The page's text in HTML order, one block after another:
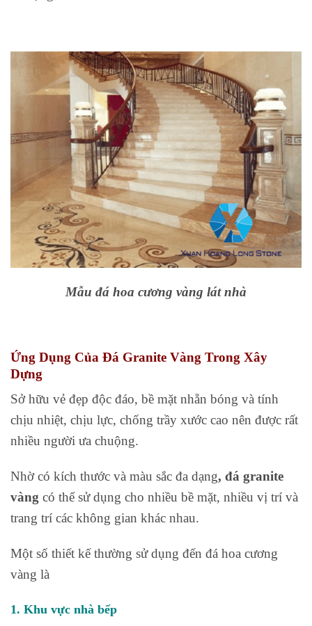
Mẫu đá hoa cương vàng lát nhà
Ứng Dụng Của Đá Granite Vàng Trong Xây
Dựng
Sở hữu vẻ đẹp độc đáo, bề mặt nhẵn bóng và tính
chịu nhiệt, chịu lực, chống trầy xước cao nên được rất
nhiều người ưa chuộng.
Nhờ có kích thước và màu sắc đa dạng, đá granite
vàng có thể sử dụng cho nhiều bề mặt, nhiều vị trí và
trang trí các không gian khác nhau.
Một số thiết kế thường sử dụng đến đá hoa cương
vàng là
1. Khu vực nhà bếp